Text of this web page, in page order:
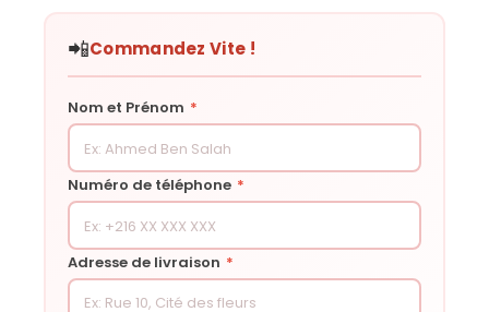
📲Commandez Vite !
Nom et Prénom *
Numéro de téléphone *
Adresse de livraison *